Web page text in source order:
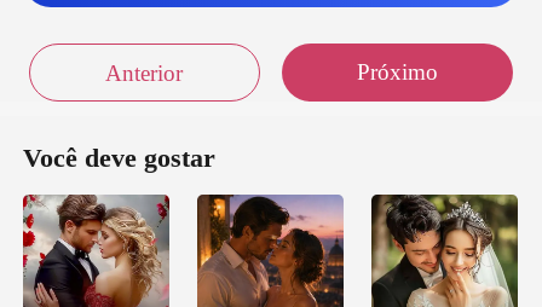
Anterior Próximo
Você deve gostar